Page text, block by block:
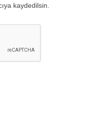
kaydedilsin.